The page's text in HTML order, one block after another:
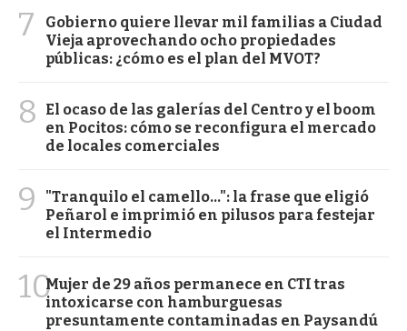
7
Gobierno quiere llevar mil familias a Ciudad
Vieja aprovechando ocho propiedades
públicas: ¿cómo es el plan del MVOT?
8
El ocaso de las galerías del Centro y el boom
en Pocitos: cómo se reconfigura el mercado
de locales comerciales
9
"Tranquilo el camello...": la frase que eligió
Peñarol e imprimió en pilusos para festejar
el Intermedio
10Mujer de 29 años permanece en CTI tras
intoxicarse con hamburguesas
presuntamente contaminadas en Paysandú